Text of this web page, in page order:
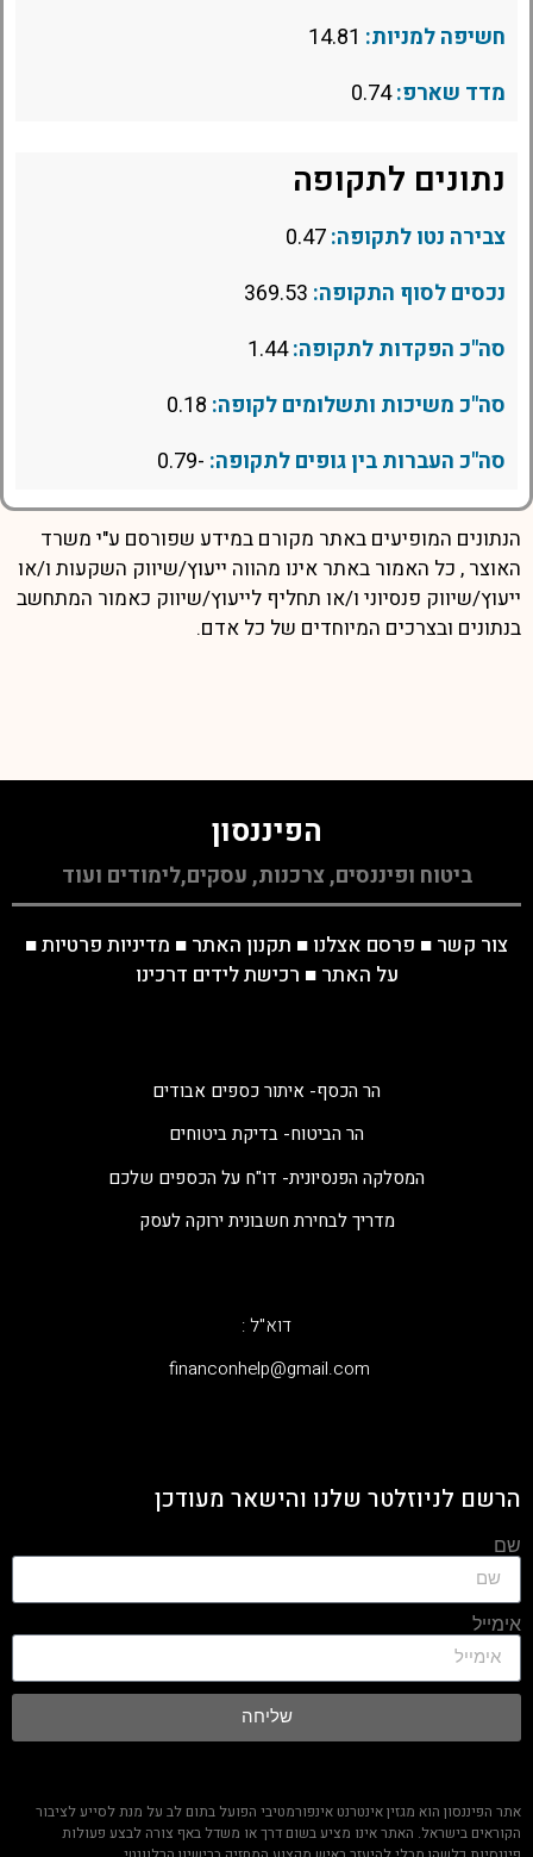
חשיפה למניות:
מדד שארפ:0.74
נתונים לתקופה
צבירה נטו לתקופה:
נכסים לסוף התקופה:
סה"כ הפקדות לתקופה:1.44
סה"כ משיכות ותשלומים לקופה:
סה"כ העברות בין גופים לתקופה: -0.79
הנתונים המופיעים באתר מקורם במידע שפורסם ע"י משרד
האוצר , כל האמור באתר אינו מהווה ייעוץ/שיווק השקעות ו/או
ייעוץ/שיווק פנסיוני ו/או תחליף לייעוץ/שיווק כאמור המתחשב
בנתונים ובצרכים המיוחדים של כל אדם.
הפיננסון
ביטוח ופיננסים, צרכנות, עסקים,לימודים ועוד
צור קשר ■ פרסם אצלנו ■ תקנון האתר ■ מדיניות פרטיות■
על האתר ■ רכישת לידים דרכינו
הר הכסף- איתור כספים אבודים
הר הביטוח- בדיקת ביטוחים
המסלקה הפנסיונית- דו"ח על הכספים שלכם
מדריך לבחירת חשבונית ירוקה לעסק
דוא"ל :
‫financonhelp@gmail.com‬
הרשם לניוזלטר שלנו והישאר מעודכן
שם
אימייל
שליחה
אתר הפיננסון הוא מגזין אינטרנט אינפורמטיבי הפועל בתום לב על מנת לסייע לציבור
הקוראים בישראל. האתר אינו מציע בשום דרך או משדל באף צורה לבצע פעולות